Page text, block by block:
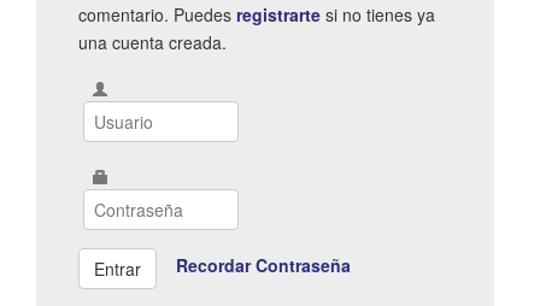
comentario. Puedes registrarte si no tienes ya
una cuenta creada.
Recordar Contraseña